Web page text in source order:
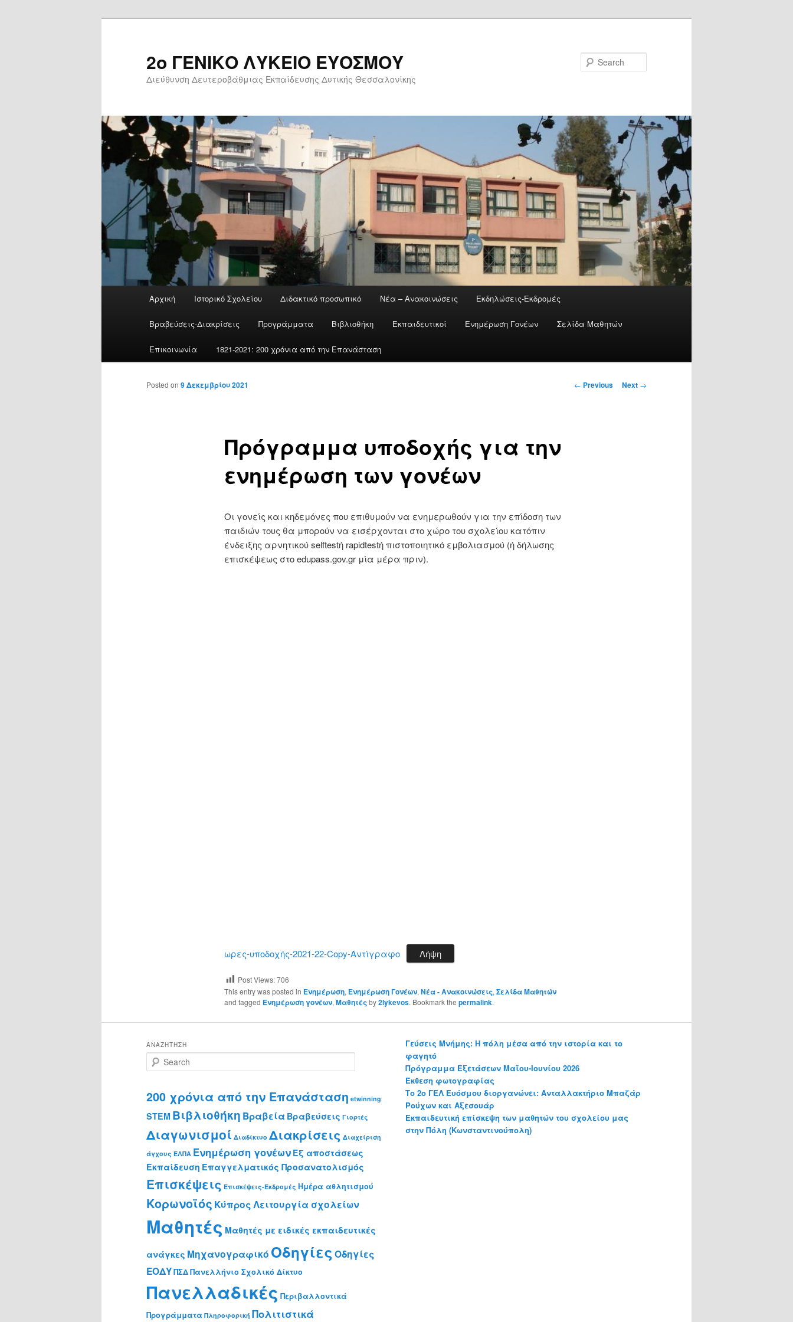
2ο ΓΕΝΙΚΟ ΛΥΚΕΙΟ ΕΥΟΣΜΟΥ
Διεύθυνση Δευτεροβάθμιας Εκπαίδευσης Δυτικής Θεσσαλονίκης
Αρχική Ιστορικό Σχολείου Διδακτικό προσωπικό Νέα – Ανακοινώσεις Εκδηλώσεις-Εκδρομές
Βραβεύσεις-Διακρίσεις Προγράμματα Βιβλιοθήκη Εκπαιδευτικοί Ενημέρωση Γονέων Σελίδα Μαθητών
Επικοινωνία 1821-2021: 200 χρόνια από την Επανάσταση
Post
← Previous Next →
Πρόγραμμα υποδοχής για την
ενημέρωση των γονέων
Posted on 9 Δεκεμβρίου 2021
Οι γονείς και κηδεμόνες που επιθυμούν να ενημερωθούν για την επίδοση των
παιδιών τους θα μπορούν να εισέρχονται στο χώρο του σχολείου κατόπιν
ένδειξης αρνητικού selftestή rapidtestή πιστοποιητικό εμβολιασμού (ή δήλωσης
επισκέψεως στο edupass.gov.gr μία μέρα πριν).
ωρες-υποδοχής-2021-22-Copy-Αντίγραφο Λήψη
Post Views:706
This entry was posted in Ενημέρωση, Ενημέρωση Γονέων,Νέα - Ανακοινώσεις,Σελίδα Μαθητών
and tagged Ενημέρωση γονέων,Μαθητέςby2lykevos. Bookmark the permalink.
ΑΝΑΖΉΤΗΣΗ
e
r
c
h
200 χρόνια από την Επανάσταση etwinning
STEM Βιβλιοθήκη Βραβεία Βραβεύσεις Γιορτές
Διαγωνισμοί Διαδίκτυο Διακρίσεις Διαχείριση
άγχους ΕΛΠΑ Ενημέρωση γονέων Εξ αποστάσεως
Εκπαίδευση Επαγγελματικός Προσανατολισμός
Επισκέψεις Επισκέψεις-Εκδρομές Ημέρα αθλητισμού
Κορωνοϊός ΚύπροςΛειτουργία σχολείων
Μαθητές Μαθητές με ειδικές εκπαιδευτικές
ανάγκες Μηχανογραφικό Οδηγίες Οδηγίες
ΕΟΔΥΠΣΔΠανελλήνιο Σχολικό Δίκτυο
Πανελλαδικές Περιβαλλοντικά
Προγράμματα Πληροφορική Πολιτιστικά
Γεύσεις Μνήμης: Η πόλη μέσα από την ιστορία και το
φαγητό
Πρόγραμμα Εξετάσεων Μαΐου-Ιουνίου 2026
Έκθεση φωτογραφίας
Το 2o ΓΕΛ Ευόσμου διοργανώνει: Ανταλλακτήριο Μπαζάρ
Ρούχων και Αξεσουάρ
Εκπαιδευτική επίσκεψη των μαθητών του σχολείου μας
στην Πόλη (Κωνσταντινούπολη)